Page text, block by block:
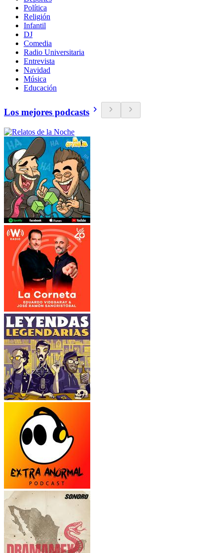
Política
Religión
Infantil
DJ
Comedia
Radio Universitaria
Entrevista
Navidad
Música
Educación
Los mejores podcasts